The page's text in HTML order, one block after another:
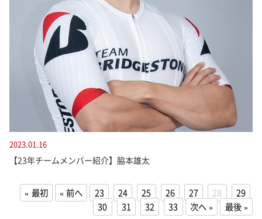
2023.01.16
【23年チームメンバー紹介】脇本雄太
最初 前へ 23 24 25 26 27 28
29
30
31 32 33 次へ 最後